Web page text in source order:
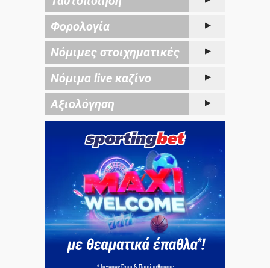
Φορολογία
Νόμιμες στοιχηματικές
Νόμιμα live καζίνο
Αξιολόγηση